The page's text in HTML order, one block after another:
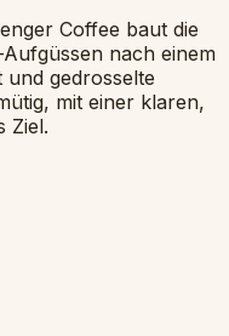
Coffee baut die
nach einem
und gedrosselte
mit einer klaren,
Ziel.